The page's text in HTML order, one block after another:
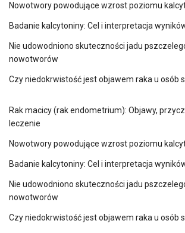
Nowotwory powodujące wzrost poziomu
Badanie kalcytoniny: Cel i interpretacja
Nie udowodniono skuteczności jadu
nowotworów
Czy niedokrwistość jest objawem raka u osób
Rak macicy (rak endometrium): Objawy,
leczenie
Nowotwory powodujące wzrost poziomu
Badanie kalcytoniny: Cel i interpretacja
Nie udowodniono skuteczności jadu
nowotworów
Czy niedokrwistość jest objawem raka u osób